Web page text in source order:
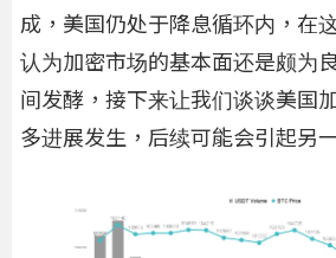
成，美国仍处于降息循环内，在
认为加密市场的基本面还是颇为
间发酵，接下来让我们谈谈美国
多进展发生，后续可能会引起另